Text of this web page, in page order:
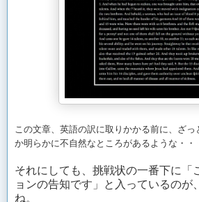
この文章、英語の訳に取りかかる前に、ざ
か明らかに不自然なところがあるような・・
それにしても、挑戦状の一番下に「
ョンの告知です」と入っているのが
ね。